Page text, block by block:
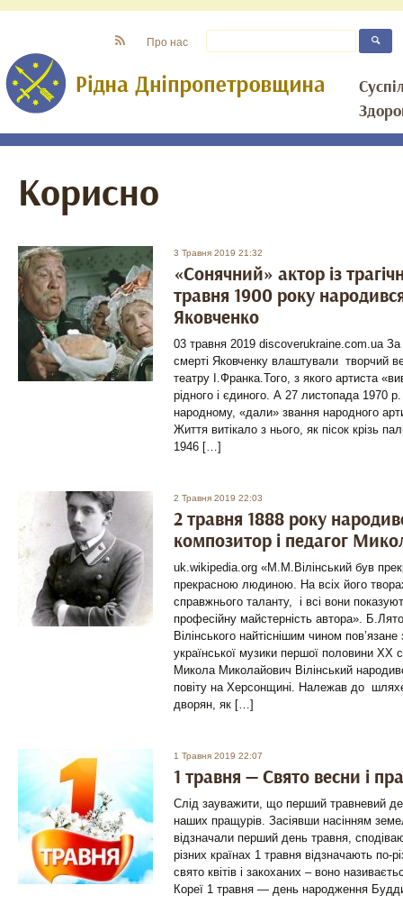
Про нас
Корисно
3 Травня 2019 21:32
«Сонячний» актор із
травня 1900 року
Яковченко
03 травня 2019 discoverukraine.com.ua За
смерті Яковченку влаштували творчий
театру І.Франка.Того, з якого артиста
рідного і єдиного. А 27 листопада 1970
народному, «дали» звання народного
Життя витікало з нього, як пісок крізь
1946 […]
2 Травня 2019 22:03
2 травня 1888 року
композитор і педагог
uk.wikipedia.org «М.М.Вілінський був
прекрасною людиною. На всіх його
справжнього таланту, і всі вони
професійну майстерність автора».
Вілінського найтіснішим чином пов’язане
української музики першої половини XX
Микола Миколайович Вілінський
повіту на Херсонщині. Належав до
дворян, як […]
1 Травня 2019 22:07
1 травня — Свято весни і
Слід зауважити, що перший травневий
наших пращурів. Засіявши насінням
відзначали перший день травня,
різних країнах 1 травня відзначають по-
свято квітів і закоханих – воно
Кореї 1 травня — день народження